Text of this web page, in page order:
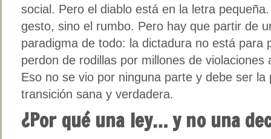
social. Pero el diablo está en la letra
gesto, sino el rumbo. Pero hay que partir de
paradigma de todo: la dictadura no está para
perdon de rodillas por millones de
Eso no se vio por ninguna parte y debe ser la
transición sana y verdadera.
¿Por qué una ley… y no una